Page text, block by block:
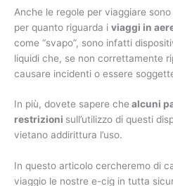
Anche le regole per viaggiare
per quanto riguarda i viaggi in
come “svapo”, sono infatti
liquidi che, se non correttamente
causare incidenti o essere
In più, dovete sapere che alcuni
restrizioni sull’utilizzo di questi
vietano addirittura l’uso.
In questo articolo cercheremo di
viaggio le nostre e-cig in tutta